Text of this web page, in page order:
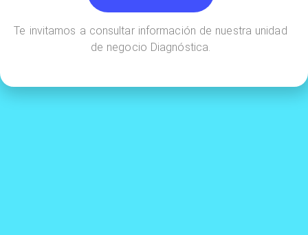
Te invitamos a consultar información de nuestra unidad
de negocio Diagnóstica.